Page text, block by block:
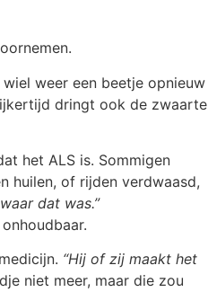
weer een beetje opnieuw
dringt ook de zwaarte
het ALS is. Sommigen
huilen, of rijden verdwaasd,
dat was.”
“Hij of zij maakt het
niet meer, maar die zou